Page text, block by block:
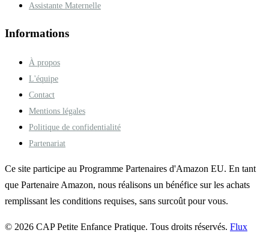
Assistante Maternelle
Informations
À propos
L'équipe
Contact
Mentions légales
Politique de confidentialité
Partenariat
Ce site participe au Programme Partenaires d'Amazon EU. En tant
que Partenaire Amazon, nous réalisons un bénéfice sur les achats
remplissant les conditions requises, sans surcoût pour vous.
© 2026 CAP Petite Enfance Pratique. Tous droits réservés. Flux